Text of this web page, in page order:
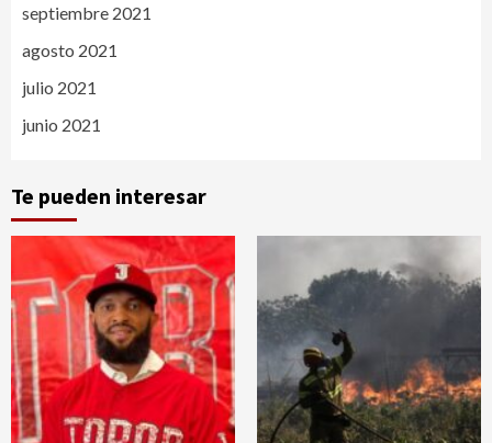
septiembre 2021
agosto 2021
julio 2021
junio 2021
Te pueden interesar